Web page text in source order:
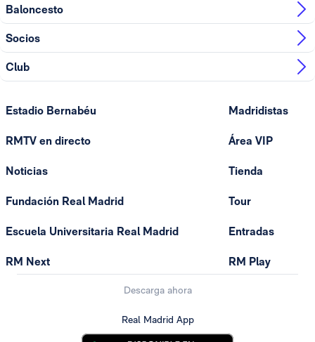
Baloncesto
Socios
Club
Estadio Bernabéu
RMTV en directo
Noticias
Fundación Real Madrid
Escuela Universitaria Real Madrid
RM Next
Madridistas
Área VIP
Tienda
Tour
Entradas
RM Play
Descarga ahora
Real Madrid App